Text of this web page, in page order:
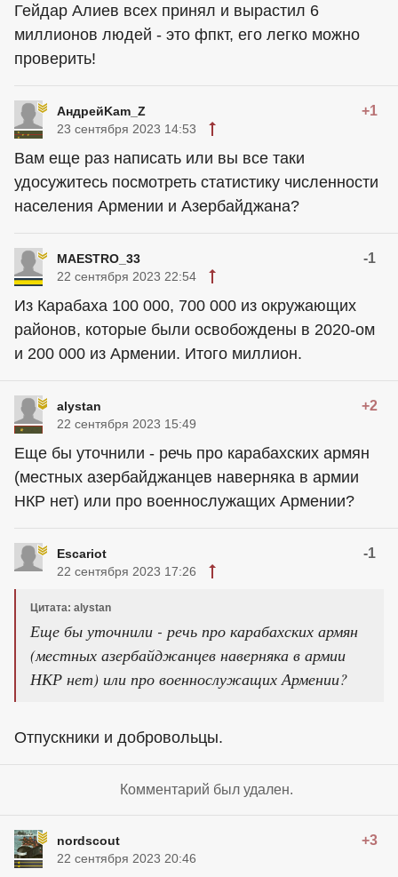
Гейдар Алиев всех принял и вырастил 6
миллионов людей - это фпкт, его легко можно
проверить!
АндрейKam_Z +1
23 сентября 2023 14:53
Вам еще раз написать или вы все таки
удосужитесь посмотреть статистику численности
населения Армении и Азербайджана?
MAESTRO_33 -1
22 сентября 2023 22:54
Из Карабаха 100 000, 700 000 из окружающих
районов, которые были освобождены в 2020-ом
и 200 000 из Армении. Итого миллион.
alystan +2
22 сентября 2023 15:49
Еще бы уточнили - речь про карабахских армян
(местных азербайджанцев наверняка в армии
НКР нет) или про военнослужащих Армении?
Escariot -1
22 сентября 2023 17:26
Цитата: alystan
Еще бы уточнили - речь про карабахских армян
(местных азербайджанцев наверняка в армии
НКР нет) или про военнослужащих Армении?
Отпускники и добровольцы.
Комментарий был удален.
nordscout +3
22 сентября 2023 20:46